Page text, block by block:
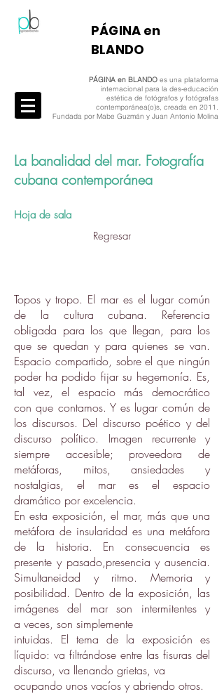
​PÁGINA en
BLANDO
PÁGINA en BLANDO es una plataforma
internacional para la des-educación
estética de fotógrafos y fotógrafas
contemporánea(o)s, creada en 2011.
Fundada por Mabe Guzmán y Juan Antonio Molina
La banalidad del mar. Fotografía
cubana contemporánea
Hoja de sala
Regresar
Topos y tropo. El mar es el lugar común
de la cultura cubana. Referencia
obligada para los que llegan, para los
que se quedan y para quienes se van.
Espacio compartido, sobre el que ningún
poder ha podido fijar su hegemonía. Es,
tal vez, el espacio más democrático
con que contamos. Y es lugar común de
los discursos. Del discurso poético y del
discurso político. Imagen recurrente y
siempre accesible; proveedora de
metáforas, mitos, ansiedades y
nostalgias, el mar es el espacio
dramático por excelencia.
En esta exposición, el mar, más que una
metáfora de insularidad es una metáfora
de la historia. En consecuencia es
presente y pasado,presencia y ausencia.
Simultaneidad y ritmo. Memoria y
posibilidad. Dentro de la exposición, las
imágenes del mar son intermitentes y
a veces, son simplemente
intuidas. El tema de la exposición es
líquido: va filtrándose entre las fisuras del
discurso, va llenando grietas, va
ocupando unos vacíos y abriendo otros.